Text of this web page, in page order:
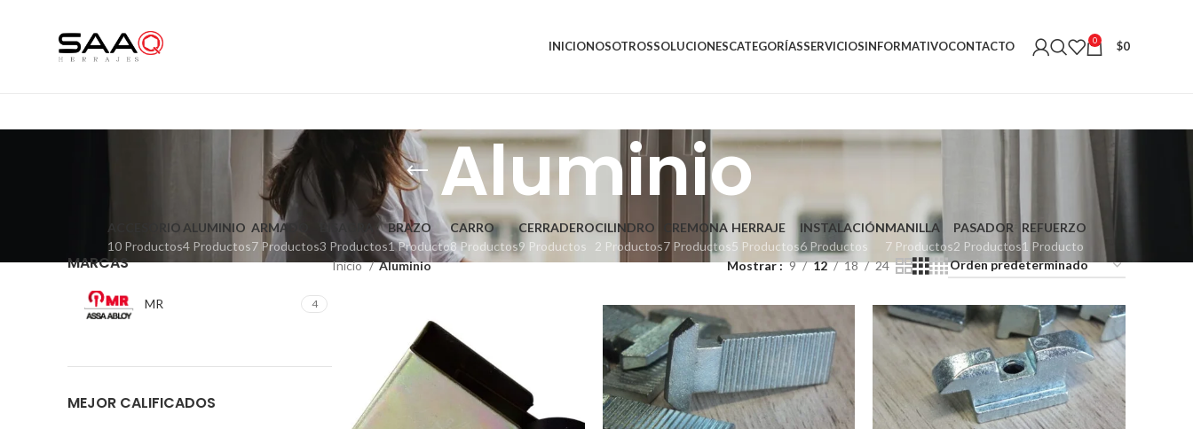
INICIONOSOTROSSOLUCIONESCATEGORÍASSERVICIOSINFORMATIVOCONTACTO 0 $0
Aluminio
ACCESORIO
10 Productos
ALUMINIO
4 Productos
ARMADO
7 Productos3 Productos
BRAZO
1 Producto
CARRO
8 Productos
CERRADERO
9 Productos
CILINDRO
2 Productos
CREMONA
7 Productos
HERRAJE
5 Productos
INSTALACIÓN
6 Productos
MANILLA
7 Productos
PASADOR
2 Productos
REFUERZO
1 Producto
MARCAS
MR 4
MEJOR CALIFICADOS
Inicio Aluminio Mostrar 9 12 18 24